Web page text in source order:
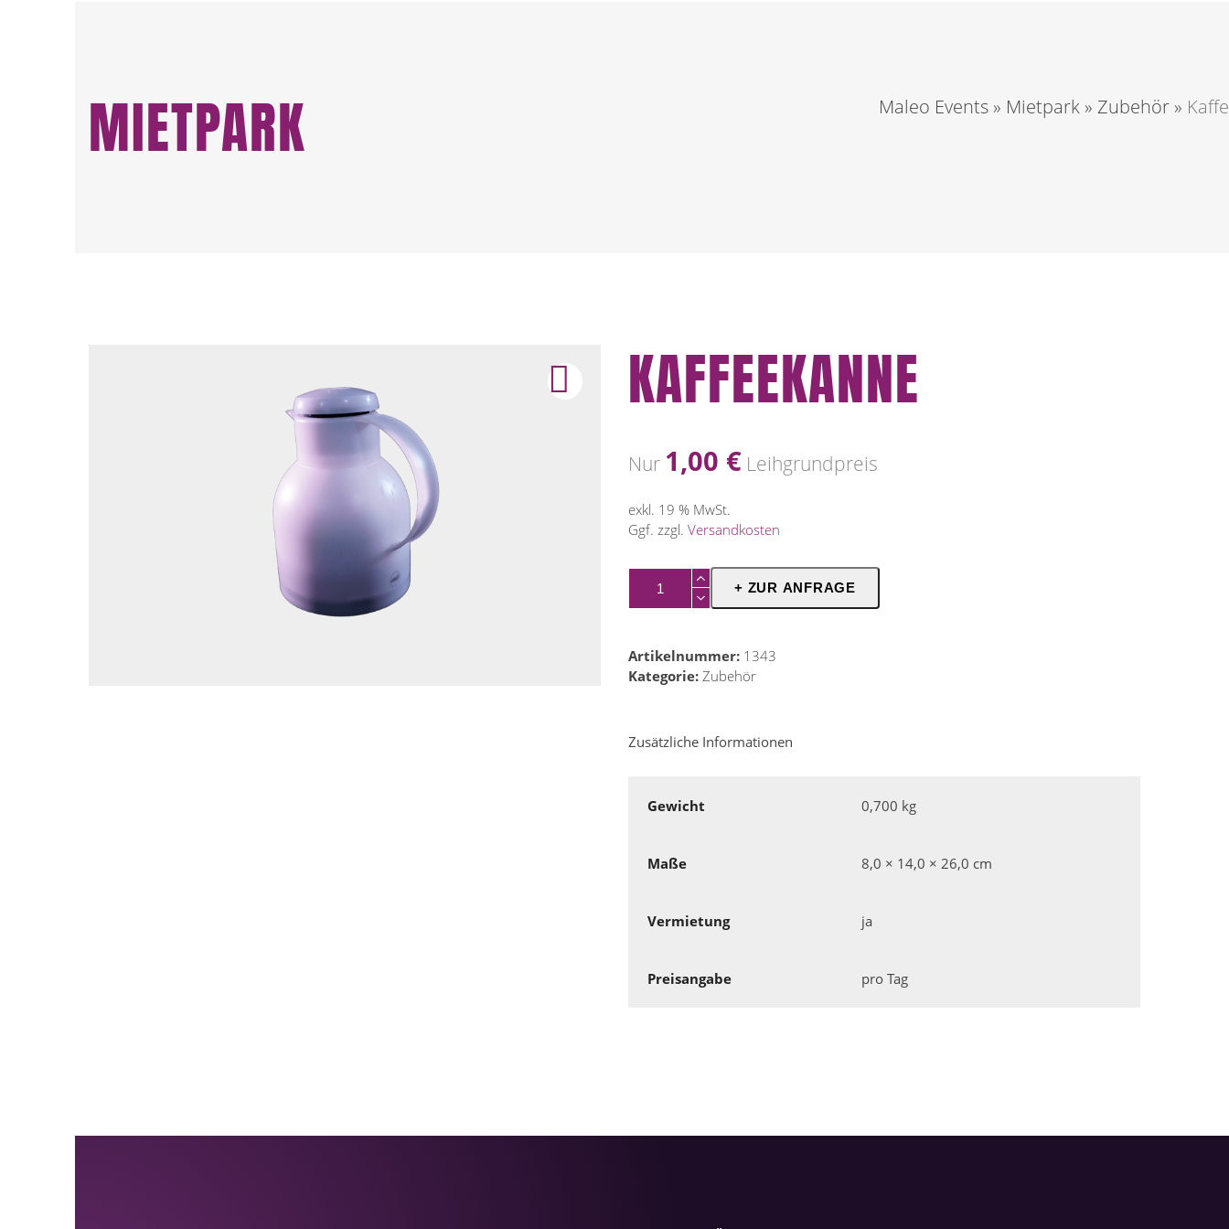
MIETPARK Maleo Events » Mietpark » Zubehör »
KAFFEEKANNE
Nur 1,00 € Leihgrundpreis
exkl. 19 % MwSt.
Ggf. zzgl. Versandkosten
Kaffeekanne
Menge
+ ZUR ANFRAGE
Artikelnummer: 1343
Kategorie: Zubehör
Zusätzliche Informationen
Gewicht 0,700 kg
Maße 8,0 × 14,0 × 26,0 cm
Vermietung ja
Preisangabe pro Tag